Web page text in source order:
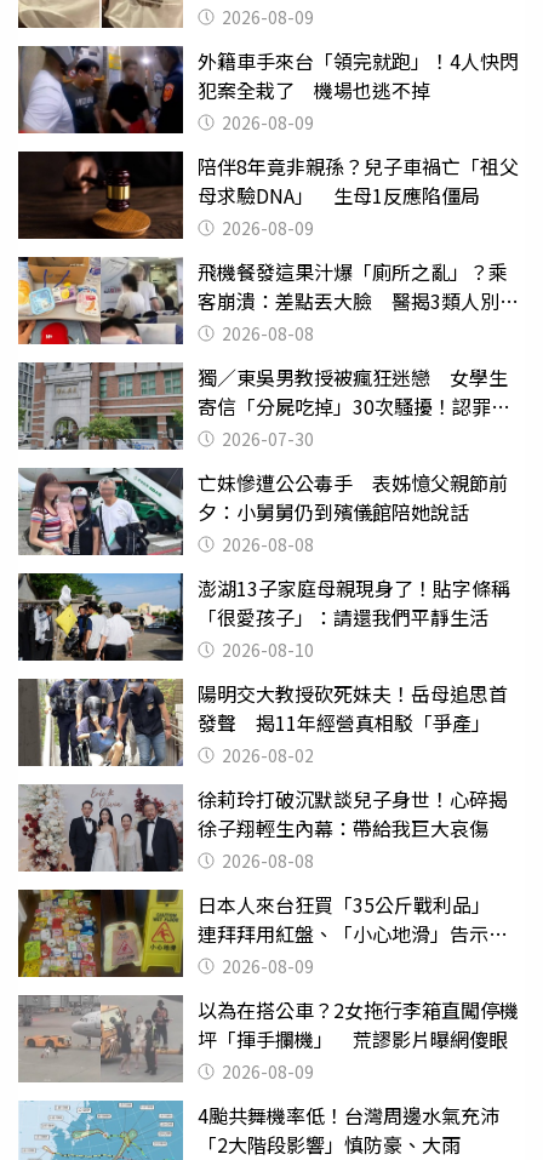
2026-08-09
外籍車手來台「領完就跑」！4人快閃
犯案全栽了 機場也逃不掉
2026-08-09
陪伴8年竟非親孫？兒子車禍亡「祖父
母求驗DNA」 生母1反應陷僵局
2026-08-09
飛機餐發這果汁爆「廁所之亂」？乘
客崩潰：差點丟大臉 醫揭3類人別亂
喝 2026-08-08
獨／東吳男教授被瘋狂迷戀 女學生
寄信「分屍吃掉」30次騷擾！認罪免
關 2026-07-30
亡妹慘遭公公毒手 表姊憶父親節前
夕：小舅舅仍到殯儀館陪她說話
2026-08-08
澎湖13子家庭母親現身了！貼字條稱
「很愛孩子」：請還我們平靜生活
2026-08-10
陽明交大教授砍死妹夫！岳母追思首
發聲 揭11年經營真相駁「爭產」
2026-08-02
徐莉玲打破沉默談兒子身世！心碎揭
徐子翔輕生內幕：帶給我巨大哀傷
2026-08-08
日本人來台狂買「35公斤戰利品」
連拜拜用紅盤、「小心地滑」告示牌
也帶回家
2026-08-09
以為在搭公車？2女拖行李箱直闖停機
坪「揮手攔機」 荒謬影片曝網傻眼
2026-08-09
4颱共舞機率低！台灣周邊水氣充沛
「2大階段影響」慎防豪、大雨